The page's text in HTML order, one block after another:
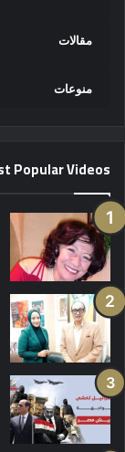
مقالات
منوعات
Popular Videos